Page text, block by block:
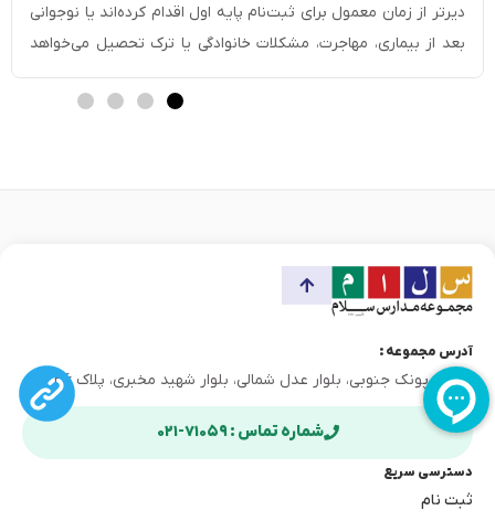
دیرتر از زمان معمول برای ثبت‌نام پایه اول اقدام کرده‌اند یا نوجوانی
بعد از بیماری، مهاجرت، مشکلات خانوادگی یا ترک تحصیل می‌خواهد
دوباره به مدرسه برگردد. در چنین شرایطی سوال این است که حداکثر
سن تحصیل در مدارس چقدر است؟ سقف سن تحصیل در […]
آدرس مجموعه :
تهران، پونک جنوبی، بلوار عدل شمالی، بلوار شهید مخبری، پلاک ۳۶
شماره تماس : ۷۱۰۵۹-۰۲۱
دسترسی سریع
ثبت نام